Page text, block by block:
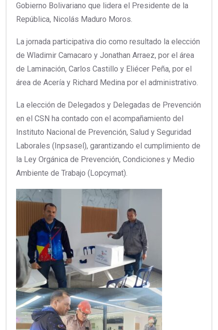
Gobierno Bolivariano que lidera el Presidente de la
República, Nicolás Maduro Moros.
La jornada participativa dio como resultado la elección
de Wladimir Camacaro y Jonathan Arraez, por el área
de Laminación, Carlos Castillo y Eliécer Peña, por el
área de Acería y Richard Medina por el administrativo.
La elección de Delegados y Delegadas de Prevención
en el CSN ha contado con el acompañamiento del
Instituto Nacional de Prevención, Salud y Seguridad
Laborales (Inpsasel), garantizando el cumplimiento de
la Ley Orgánica de Prevención, Condiciones y Medio
Ambiente de Trabajo (Lopcymat).